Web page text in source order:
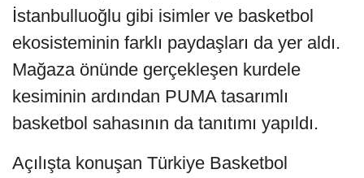
İstanbulluoğlu gibi isimler ve basketbol
ekosisteminin farklı paydaşları da yer aldı.
Mağaza önünde gerçekleşen kurdele
kesiminin ardından PUMA tasarımlı
basketbol sahasının da tanıtımı yapıldı.
Açılışta konuşan Türkiye Basketbol